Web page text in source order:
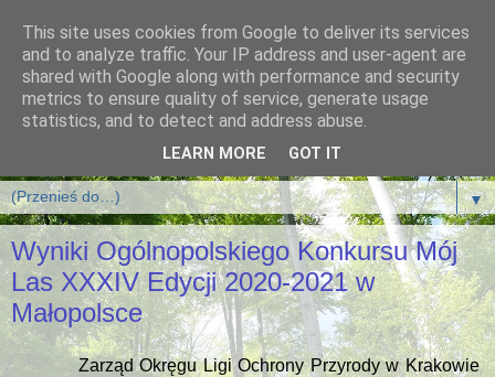
▼
Wyniki Ogólnopolskiego Konkursu Mój
Las XXXIV Edycji 2020-2021 w
Małopolsce
Zarząd Okręgu Ligi Ochrony Przyrody w Krakowie
This site uses cookies from Google to deliver its services
and to analyze traffic. Your IP address and user-agent are
shared with Google along with performance and security
metrics to ensure quality of service, generate usage
statistics, and to detect and address abuse.
LEARN MORE GOT IT